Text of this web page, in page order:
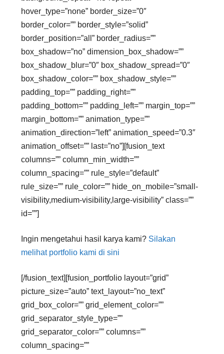
hover_type=”none” border_size=”0″
border_color=”” border_style=”solid”
border_position=”all” border_radius=””
box_shadow=”no” dimension_box_shadow=””
box_shadow_blur=”0″ box_shadow_spread=”0″
box_shadow_color=”” box_shadow_style=””
padding_top=”” padding_right=””
padding_bottom=”” padding_left=”” margin_top=””
margin_bottom=”” animation_type=””
animation_direction=”left” animation_speed=”0.3″
animation_offset=”” last=”no”][fusion_text
columns=”” column_min_width=””
column_spacing=”” rule_style=”default”
rule_size=”” rule_color=”” hide_on_mobile=”small-
visibility,medium-visibility,large-visibility” class=””
id=””]
Ingin mengetahui hasil karya kami? Silakan
melihat portfolio kami di sini
[/fusion_text][fusion_portfolio layout=”grid”
picture_size=”auto” text_layout=”no_text”
grid_box_color=”” grid_element_color=””
grid_separator_style_type=””
grid_separator_color=”” columns=””
column_spacing=””